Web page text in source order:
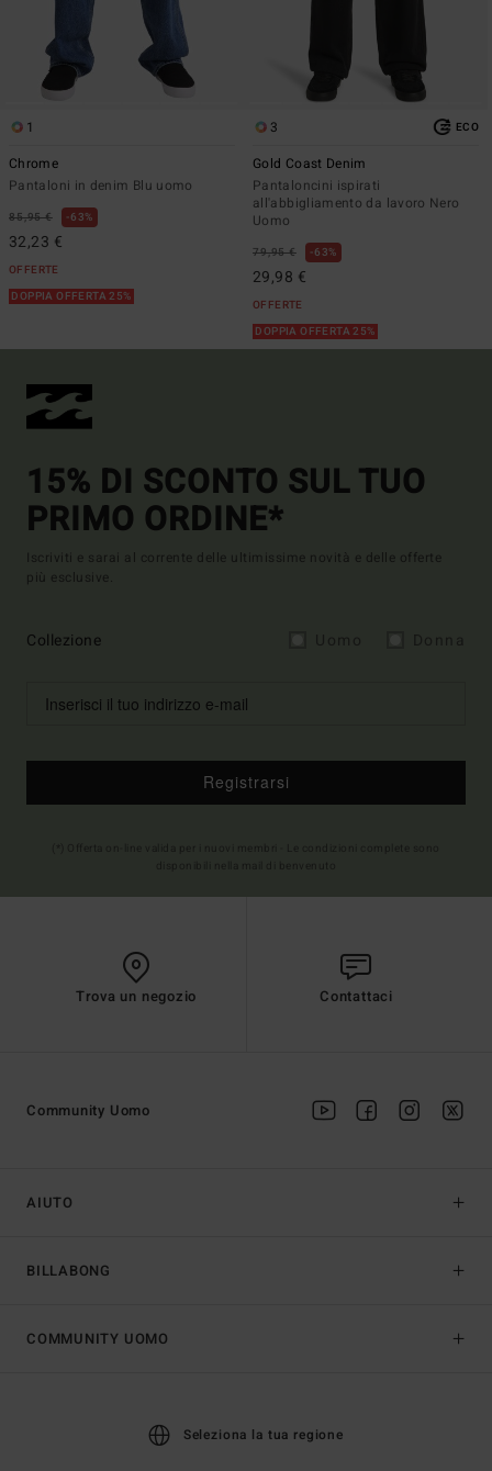
1
Chrome
Pantaloni in denim Blu uomo
85,95 € 63%
32,23 €
OFFERTE
DOPPIA OFFERTA 25%
3 ECO
Gold Coast Denim
Pantaloncini ispirati
all'abbigliamento da lavoro Nero
Uomo
79,95 € 63%
29,98 €
OFFERTE
DOPPIA OFFERTA 25%
15% DI SCONTO SUL TUO
PRIMO ORDINE*
Iscriviti e sarai al corrente delle ultimissime novità e delle offerte
più esclusive.
Collezione
Registrarsi
Trova un negozio Contattaci
AIUTO
BILLABONG
Community Uomo
COMMUNITY UOMO
Seleziona la tua regione